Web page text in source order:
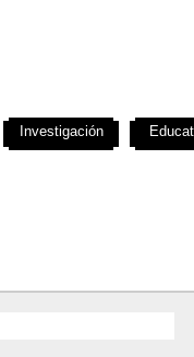
Investigación